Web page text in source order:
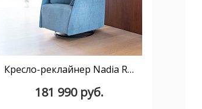
Кресло-реклайнер Nadia Relax с электроприводом (87)
181 990 руб.